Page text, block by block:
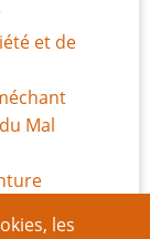
les
et de
Mal